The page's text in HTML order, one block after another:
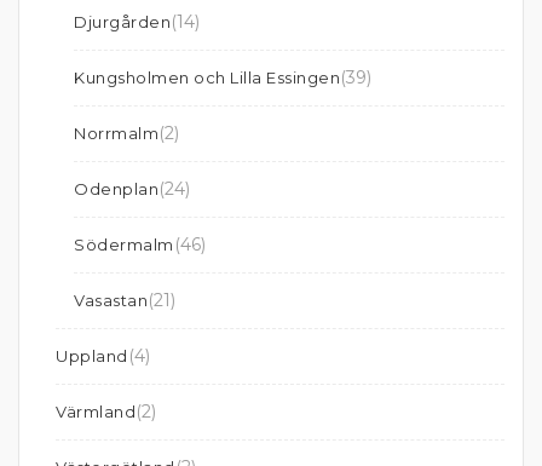
Djurgården(14)
Kungsholmen och Lilla Essingen(39)
Norrmalm(2)
Odenplan(24)
Södermalm (46)
Vasastan(21)
Uppland (4)
Värmland(2)